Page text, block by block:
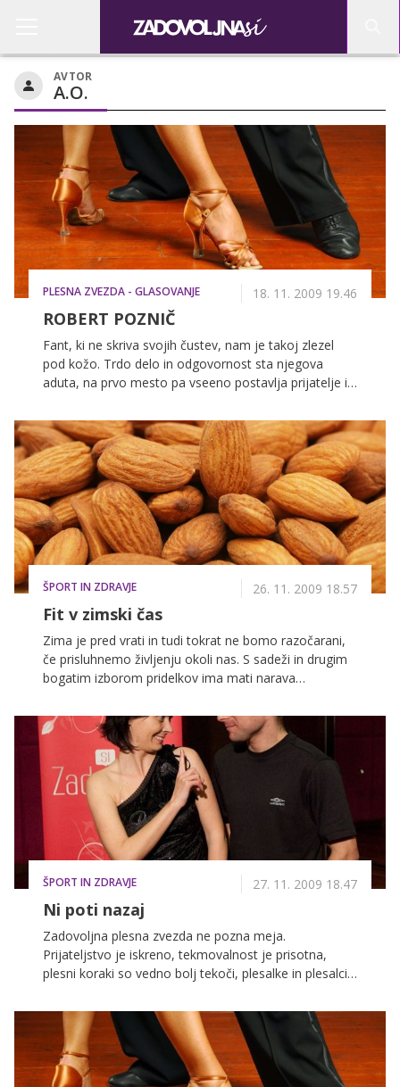
AVTOR
A.O.
PLESNA ZVEZDA - GLASOVANJE 18. 11. 2009 19.46
ROBERT POZNIČ
Fant, ki ne skriva svojih čustev, nam je takoj zlezel
pod kožo. Trdo delo in odgovornost sta njegova
aduta, na prvo mesto pa vseeno postavlja prijatelje in
ŠPORT IN ZDRAVJE 26. 11. 2009 18.57
Fit v zimski čas
Zima je pred vrati in tudi tokrat ne bomo razočarani,
če prisluhnemo življenju okoli nas. S sadeži in drugim
bogatim izborom pridelkov ima mati narava
ŠPORT IN ZDRAVJE 27. 11. 2009 18.47
Ni poti nazaj
Zadovoljna plesna zvezda ne pozna meja.
Prijateljstvo je iskreno, tekmovalnost je prisotna,
plesni koraki so vedno bolj tekoči, plesalke in plesalci